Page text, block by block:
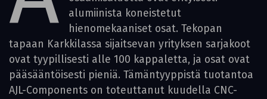
alumiinista koneistetut
hienomekaaniset osat. Tekopan
tapaan Karkkilassa sijaitsevan yrityksen sarjakoot
ovat tyypillisesti alle 100 kappaletta, ja osat ovat
pääsääntöisesti pieniä. Tämäntyyppistä tuotantoa
AJL-Components on toteuttanut kuudella CNC-